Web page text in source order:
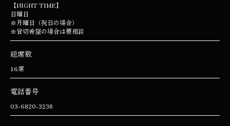
【NIGHT TIME】
日曜日
※月曜日（祝日の場合）
※貸切希望の場合は要相談
総席数
16席
電話番号
03-6820-3238